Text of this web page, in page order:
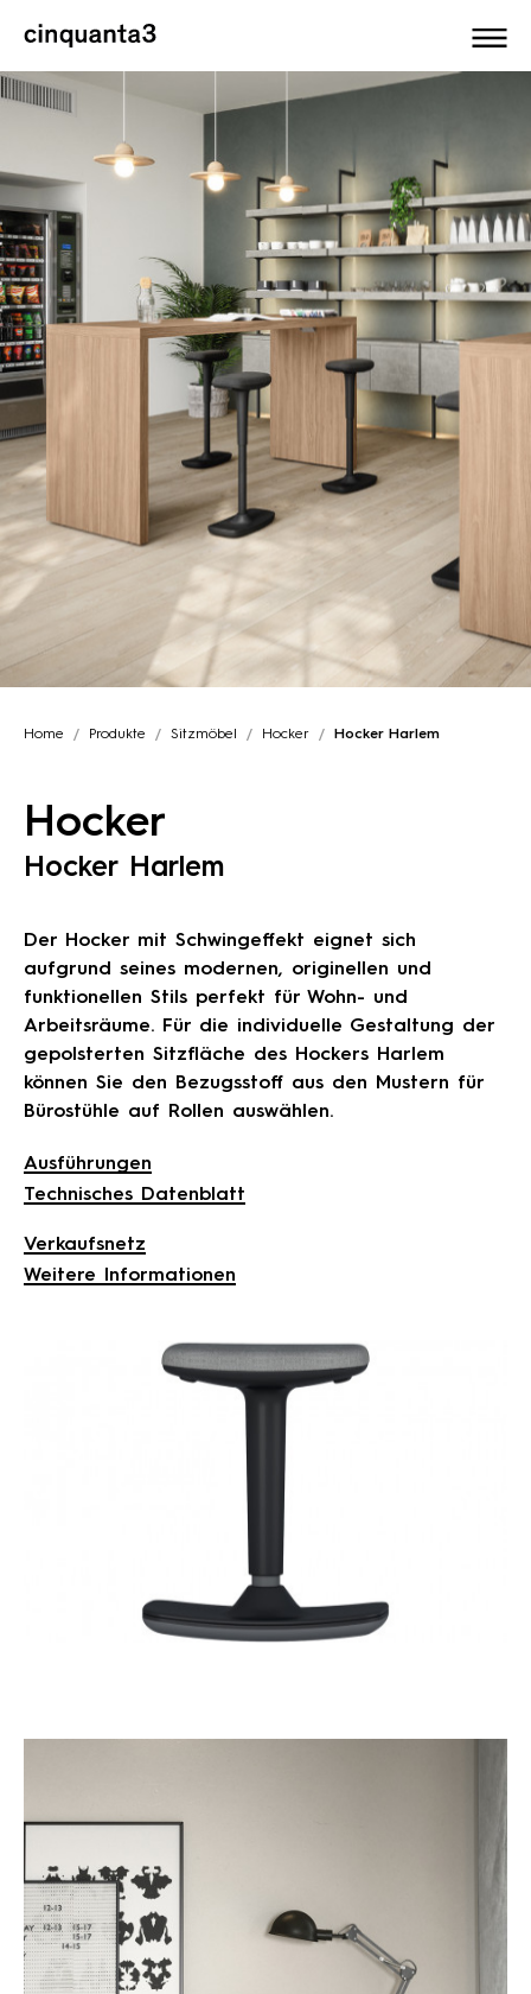
Cinquanta3
Home Produkte Sitzmöbel Hocker Hocker Harlem
Hocker
Hocker Harlem
Der Hocker mit Schwingeffekt eignet sich
aufgrund seines modernen, originellen und
funktionellen Stils perfekt für Wohn- und
Arbeitsräume. Für die individuelle Gestaltung der
gepolsterten Sitzfläche des Hockers Harlem
können Sie den Bezugsstoff aus den Mustern für
Bürostühle auf Rollen auswählen.
Ausführungen
Technisches Datenblatt
Verkaufsnetz
Weitere Informationen